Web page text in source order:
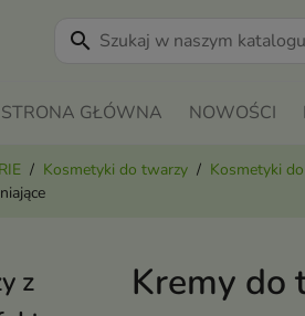
search
STRONA GŁÓWNA NOWOŚCI
Kosmetyki do twarzy Kosmetyki
z
Kremy do